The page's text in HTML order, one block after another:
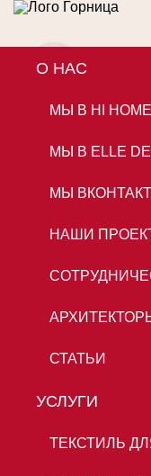
О НАС
МЫ В HI HOME
МЫ В ELLE
МЫ
НАШИ
СТАТЬИ
УСЛУГИ
ТЕКСТИЛЬ